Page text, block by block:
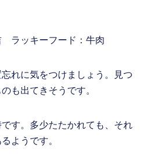
ラッキーフード：牛肉
れに気をつけましょう。見つ
も出てきそうです。
す。多少たたかれても、それ
ようです。